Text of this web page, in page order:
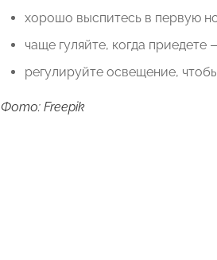
хорошо выспитесь в первую
чаще гуляйте, когда
регулируйте освещение,
Фото: Freepik